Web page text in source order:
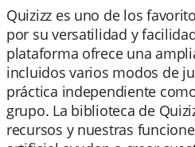
Quizizz es uno de los
por su versatilidad y
plataforma ofrece una
incluidos varios modos de
práctica independiente
grupo. La biblioteca de
recursos y nuestras